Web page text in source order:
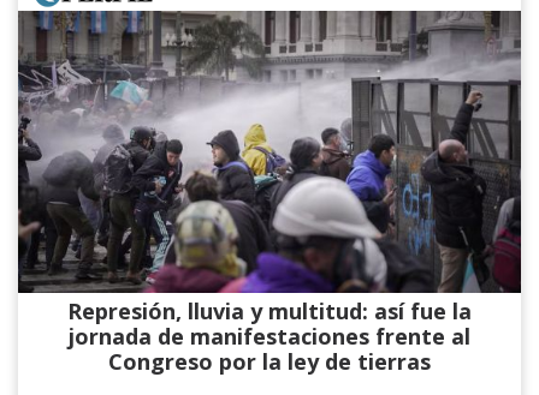
Represión, lluvia y multitud: así fue la
jornada de manifestaciones frente al
Congreso por la ley de tierras